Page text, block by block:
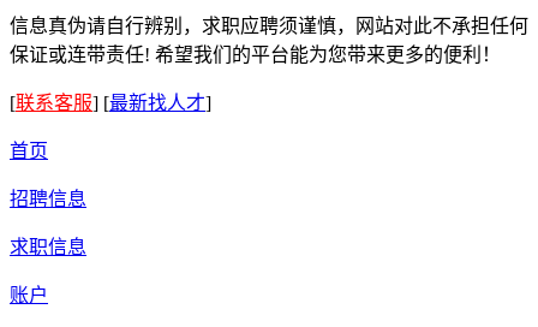
信息真伪请自行辨别，求职应聘须谨慎，网站对此不承担任何
保证或连带责任! 希望我们的平台能为您带来更多的便利！
[联系客服] [最新找人才]
首页
招聘信息
求职信息
账户